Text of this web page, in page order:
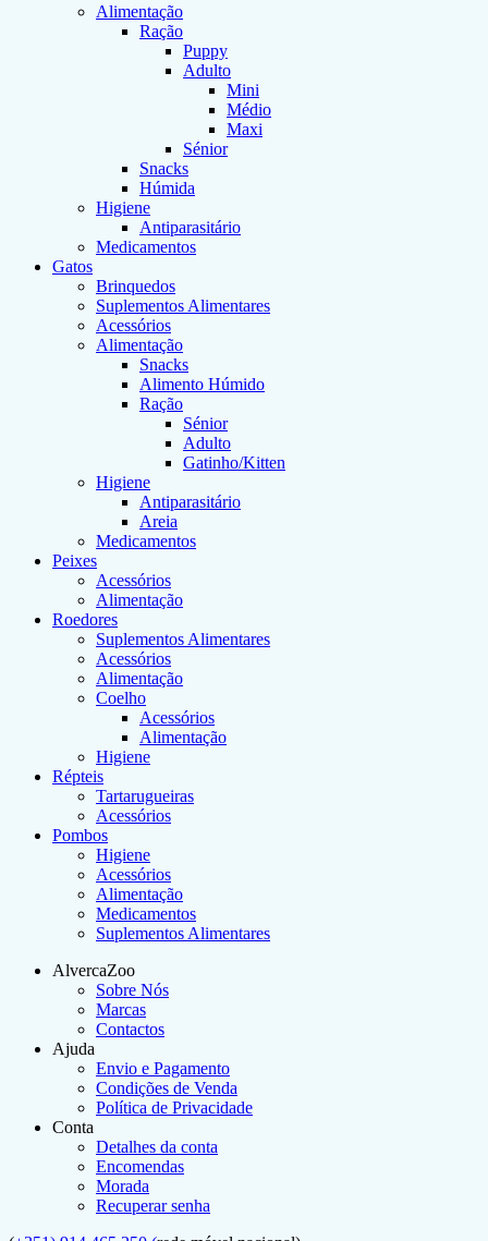
Alimentação
Ração
Puppy
Adulto
Mini
Médio
Maxi
Sénior
Snacks
Húmida
Higiene
Antiparasitário
Medicamentos
Gatos
Brinquedos
Suplementos Alimentares
Acessórios
Alimentação
Snacks
Alimento Húmido
Ração
Sénior
Adulto
Gatinho/Kitten
Higiene
Antiparasitário
Areia
Medicamentos
Peixes
Acessórios
Alimentação
Roedores
Suplementos Alimentares
Acessórios
Alimentação
Coelho
Acessórios
Alimentação
Higiene
Répteis
Tartarugueiras
Acessórios
Pombos
Higiene
Acessórios
Alimentação
Medicamentos
Suplementos Alimentares
AlvercaZoo
Sobre Nós
Marcas
Contactos
Ajuda
Envio e Pagamento
Condições de Venda
Política de Privacidade
Conta
Detalhes da conta
Encomendas
Morada
Recuperar senha